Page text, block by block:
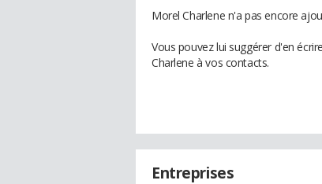
Morel Charlene n'a pas encore
Vous pouvez lui suggérer d'en
Charlene à vos contacts.
Entreprises